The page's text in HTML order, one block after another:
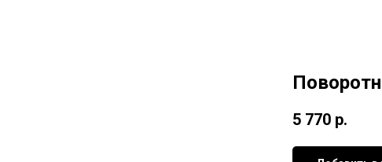
5 770 р.